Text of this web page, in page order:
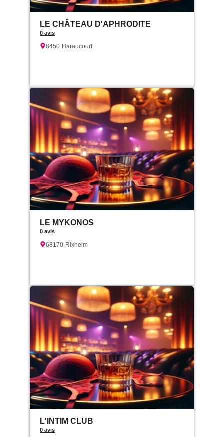
LE CHÂTEAU D'APHRODITE
0 avis
8450 Haraucourt
LE MYKONOS
0 avis
68170 Rixheim
L'INTIM CLUB
0 avis